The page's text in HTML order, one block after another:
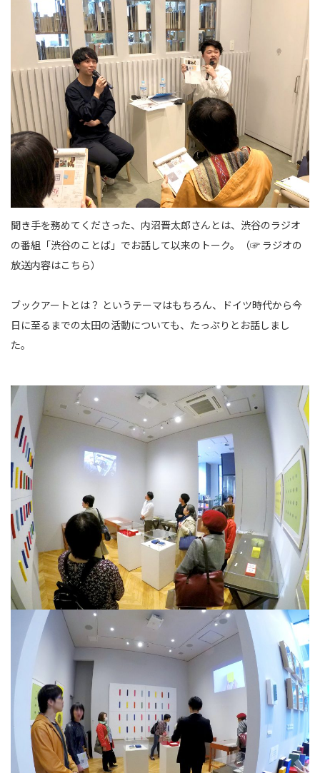
聞き手を務めてくださった、内沼晋太郎さんとは、渋谷のラジオ
の番組「渋谷のことば」でお話して以来のトーク。（☞ ラジオの
放送内容はこちら）
ブックアートとは？ というテーマはもちろん、ドイツ時代から今
日に至るまでの太田の活動についても、たっぷりとお話しまし
た。